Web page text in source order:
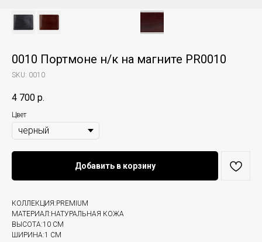
0010 Портмоне н/к на магните PR0010
SKU: 0010
4 700 р.
Цвет
Добавить в корзину
КОЛЛЕКЦИЯ:PREMIUM
МАТЕРИАЛ:НАТУРАЛЬНАЯ КОЖА
ВЫСОТА:10 СМ
ШИРИНА:1 СМ